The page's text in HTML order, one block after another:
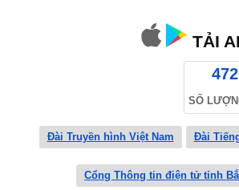
TẢI
472
SỐ
Đài Truyền hình Việt Nam Đài
Cổng Thông tin điện tử tỉnh